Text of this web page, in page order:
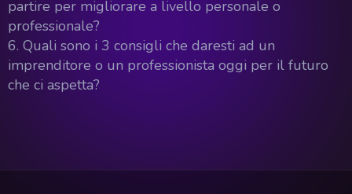
partire per migliorare a livello personale o
professionale?
6. Quali sono i 3 consigli che daresti ad un
imprenditore o un professionista oggi per il futuro
che ci aspetta?